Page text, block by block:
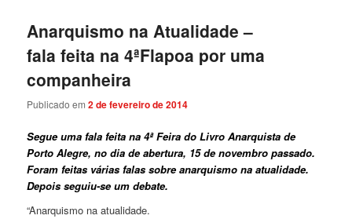
Anarquismo na Atualidade –
fala feita na 4ªFlapoa por uma
companheira
Publicado em2 de fevereiro de 2014
Segue uma fala feita na 4ª Feira do Livro Anarquista de
Porto Alegre, no dia de abertura, 15 de novembro passado.
Foram feitas várias falas sobre anarquismo na atualidade.
Depois seguiu-se um debate.
“Anarquismo na atualidade.